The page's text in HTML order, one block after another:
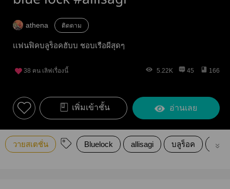
athena ติดตาม
เเฟนฟิคบลูร็อคฮับบ ชอบเรือผีสุดๆ
38 คน เลิฟเรื่องนี้ 5.22K 45 166
เพิ่มเข้าชั้น อ่านเลย
วายสเตชั่น Bluelock allisagi บลูร็อค นางิ